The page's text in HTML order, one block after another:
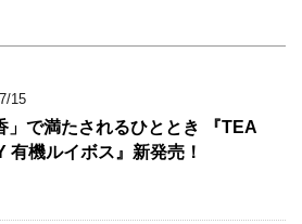
15
」で満たされるひととき 『TEA
有機ルイボス』新発売！